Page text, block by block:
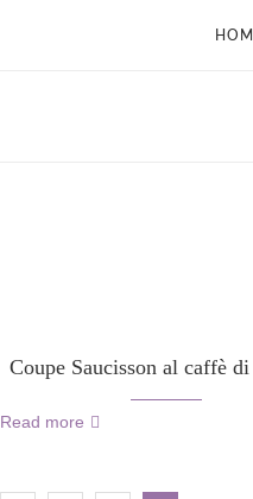
Coupe Saucisson al caffè
Read more